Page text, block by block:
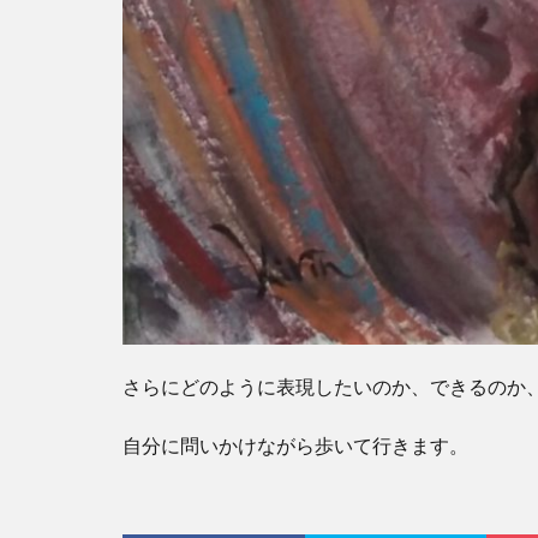
さらにどのように表現したいのか、できるのか
自分に問いかけながら歩いて行きます。